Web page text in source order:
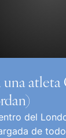
una
del
de